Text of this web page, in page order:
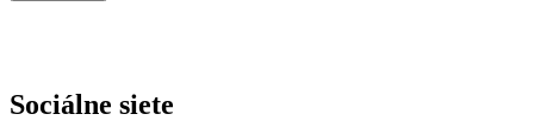
Sociálne siete